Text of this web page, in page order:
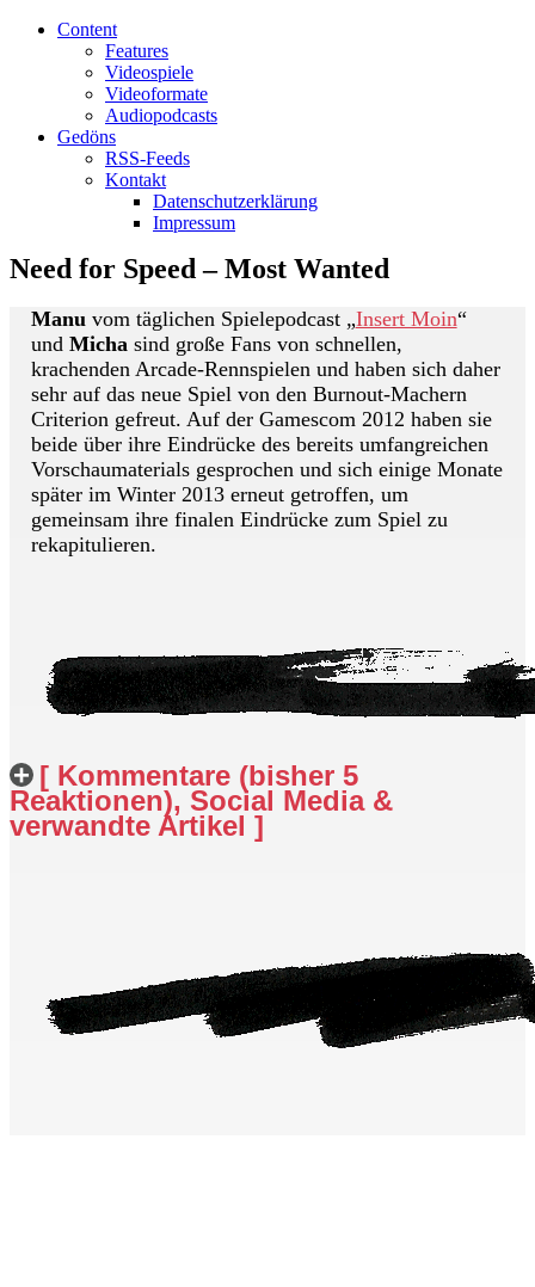
Content
Features
Videospiele
Videoformate
Audiopodcasts
Gedöns
RSS-Feeds
Kontakt
Datenschutzerklärung
Impressum
Need for Speed – Most Wanted
Manu vom täglichen Spielepodcast „Insert Moin“
und Micha sind große Fans von schnellen,
krachenden Arcade-Rennspielen und haben sich daher
sehr auf das neue Spiel von den Burnout-Machern
Criterion gefreut. Auf der Gamescom 2012 haben sie
beide über ihre Eindrücke des bereits umfangreichen
Vorschaumaterials gesprochen und sich einige Monate
später im Winter 2013 erneut getroffen, um
gemeinsam ihre finalen Eindrücke zum Spiel zu
rekapitulieren.
[ Kommentare (bisher 5
Reaktionen), Social Media &
verwandte Artikel ]